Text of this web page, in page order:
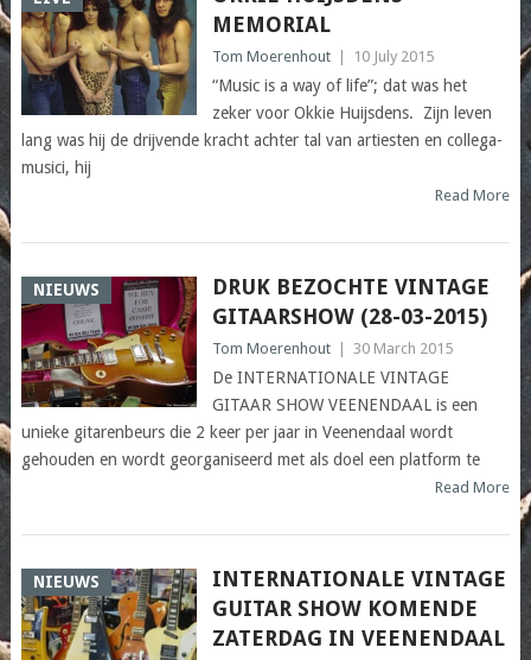
MEMORIAL
Tom Moerenhout 10 July 2015
“Music is a way of life”; dat was het
zeker voor Okkie Huijsdens. Zijn leven
lang was hij de drijvende kracht achter tal van artiesten en collega-
musici, hij
Read More
NIEUWS
DRUK BEZOCHTE VINTAGE
GITAARSHOW (28-03-2015)
Tom Moerenhout 30 March 2015
De INTERNATIONALE VINTAGE
GITAAR SHOW VEENENDAAL is een
unieke gitarenbeurs die 2 keer per jaar in Veenendaal wordt
gehouden en wordt georganiseerd met als doel een platform te
Read More
NIEUWS
INTERNATIONALE VINTAGE
GUITAR SHOW KOMENDE
ZATERDAG IN VEENENDAAL